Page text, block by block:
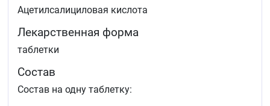
Ацетилсалициловая кислота
Лекарственная форма
таблетки
Состав
Состав на одну таблетку: